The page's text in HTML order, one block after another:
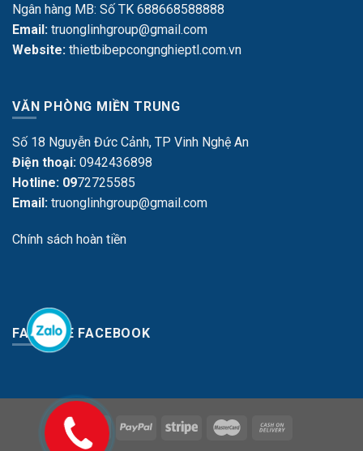
Ngân hàng MB: Số TK 688668588888
Email: truonglinhgroup@gmail.com
Website: thietbibepcongnghieptl.com.vn
VĂN PHÒNG MIỀN TRUNG
Số 18 Nguyễn Đức Cảnh, TP Vinh Nghệ An
Điện thoại: 0942436898
Hotline: 0972725585
Email: truonglinhgroup@gmail.com
Chính sách hoàn tiền
FANPAGE FACEBOOK